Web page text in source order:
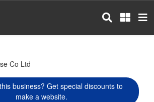
Co Ltd
business? Get special discounts to
make a website.